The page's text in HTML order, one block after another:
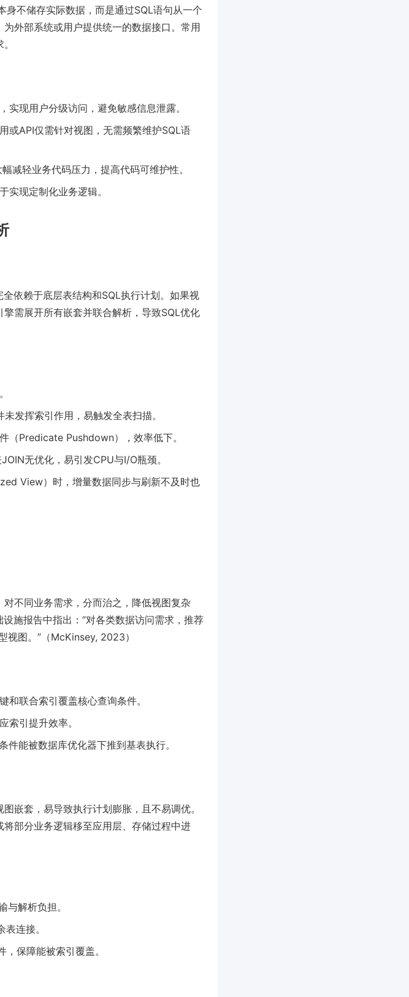
不储存实际数据，而是通过SQL语句从一个
外部系统或用户提供统一的数据接口。常用
实现用户分级访问，避免敏感信息泄露。
或API仅需针对视图，无需频繁维护SQL语
减轻业务代码压力，提高代码可维护性。
实现定制化业务逻辑。
依赖于底层表结构和SQL执行计划。如果视
需展开所有嵌套并联合解析，导致SQL优化
发挥索引作用，易触发全表扫描。
（Predicate Pushdown），效率低下。
无优化，易引发CPU与I/O瓶颈。
View）时，增量数据同步与刷新不及时也
不同业务需求，分而治之，降低视图复杂
施报告中指出：“对各类数据访问需求，推荐
视图。”（McKinsey, 2023）
和联合索引覆盖核心查询条件。
索引提升效率。
件能被数据库优化器下推到基表执行。
嵌套，易导致执行计划膨胀，且不易调优。
部分业务逻辑移至应用层、存储过程中进
与解析负担。
连接。
保障能被索引覆盖。